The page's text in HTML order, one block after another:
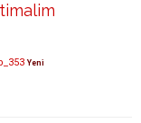
Yeni